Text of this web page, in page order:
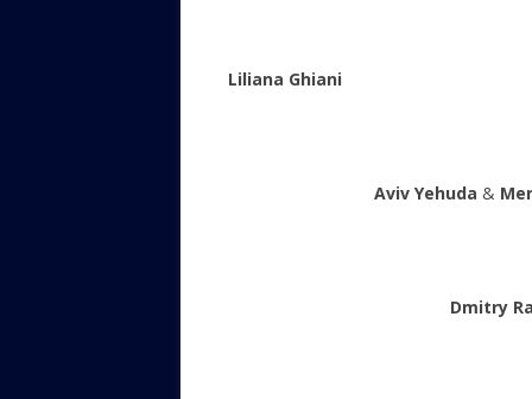
Liliana Ghiani
Aviv Yehuda &
Dmitry